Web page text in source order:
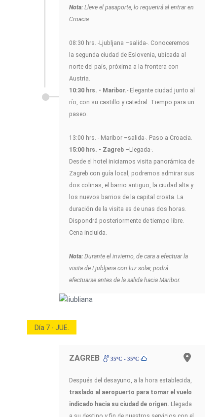
Nota: Lleve el pasaporte, lo requerirá al entrar en
Croacia.
08:30 hrs. -Ljubljana –salida-. Conoceremos
la segunda ciudad de Eslovenia, ubicada al
norte del país, próxima a la frontera con
Austria.
10:30 hrs. - Maribor.- Elegante ciudad junto al
río, con su castillo y catedral. Tiempo para un
paseo.
13:00 hrs. - Maribor –salida-. Paso a Croacia.
15:00 hrs. - Zagreb –Llegada-.
Desde el hotel iniciamos visita panorámica de
Zagreb con guía local, podremos admirar sus
dos colinas, el barrio antiguo, la ciudad alta y
los nuevos barrios de la capital croata. La
duración de la visita es de unas dos horas.
Dispondrá posteriormente de tiempo libre.
Cena incluida.
Nota: Durante el invierno, de cara a efectuar la
visita de Ljubljana con luz solar, podrá
efectuarse antes de la salida hacia Maribor.
Día 7 - JUE.
ZAGREB 35ºC - 35ºC
Después del desayuno, a la hora establecida,
traslado al aeropuerto para tomar el vuelo
indicado hacia su ciudad de origen. Llegada